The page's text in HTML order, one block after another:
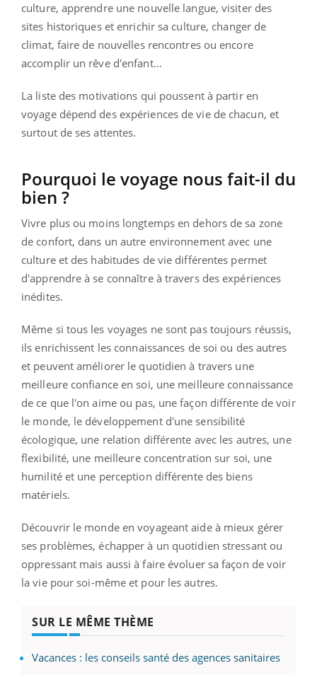
culture, apprendre une nouvelle langue, visiter des
sites historiques et enrichir sa culture, changer de
climat, faire de nouvelles rencontres ou encore
accomplir un rêve d'enfant...
La liste des motivations qui poussent à partir en
voyage dépend des expériences de vie de chacun, et
surtout de ses attentes.
Pourquoi le voyage nous fait-il du
bien ?
Vivre plus ou moins longtemps en dehors de sa zone
de confort, dans un autre environnement avec une
culture et des habitudes de vie différentes permet
d'apprendre à se connaître à travers des expériences
inédites.
Même si tous les voyages ne sont pas toujours réussis,
ils enrichissent les connaissances de soi ou des autres
et peuvent améliorer le quotidien à travers une
meilleure confiance en soi, une meilleure connaissance
de ce que l'on aime ou pas, une façon différente de voir
le monde, le développement d'une sensibilité
écologique, une relation différente avec les autres, une
flexibilité, une meilleure concentration sur soi, une
humilité et une perception différente des biens
matériels.
Découvrir le monde en voyageant aide à mieux gérer
ses problèmes, échapper à un quotidien stressant ou
oppressant mais aussi à faire évoluer sa façon de voir
la vie pour soi-même et pour les autres.
SUR LE MÊME THÈME
Vacances : les conseils santé des agences sanitaires